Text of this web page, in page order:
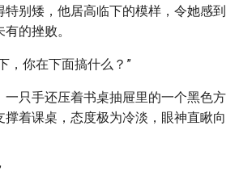
特别矮，他居高临下的模样，令她感到
的挫败。
，你在下面搞什么？”
一只手还压着书桌抽屉里的一个黑色方
着课桌，态度极为冷淡，眼神直瞅向